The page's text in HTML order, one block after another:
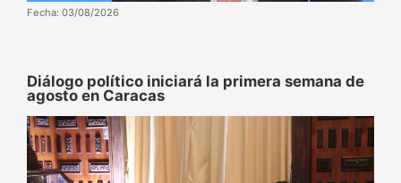
Fecha: 03/08/2026
Diálogo político iniciará la primera semana de
agosto en Caracas